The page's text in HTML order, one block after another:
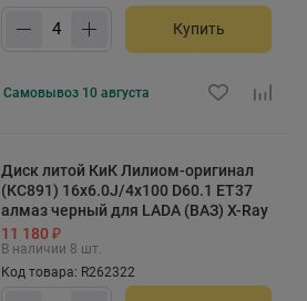
Купить
Самовывоз 10 августа
Диск литой КиК Лилиом-оригинал
(КС891) 16x6.0J/4x100 D60.1 ET37
алмаз черный для LADA (ВАЗ) X-Ray
11 180 ₽
В наличии 8 шт.
Код товара: R262322